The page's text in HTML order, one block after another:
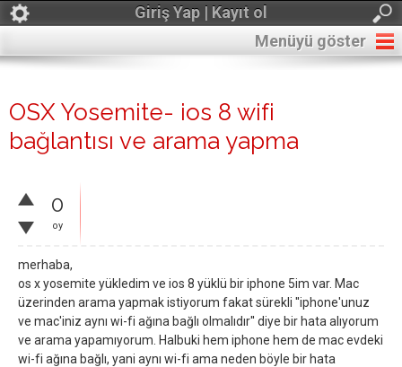
Giriş Yap | Kayıt ol
Menüyü göster
OSX Yosemite- ios 8 wifi
bağlantısı ve arama yapma
0
oy
merhaba,
os x yosemite yükledim ve ios 8 yüklü bir iphone 5im var. Mac
üzerinden arama yapmak istiyorum fakat sürekli ''iphone'unuz
ve mac'iniz aynı wi-fi ağına bağlı olmalıdır'' diye bir hata alıyorum
ve arama yapamıyorum. Halbuki hem iphone hem de mac evdeki
wi-fi ağına bağlı, yani aynı wi-fi ama neden böyle bir hata